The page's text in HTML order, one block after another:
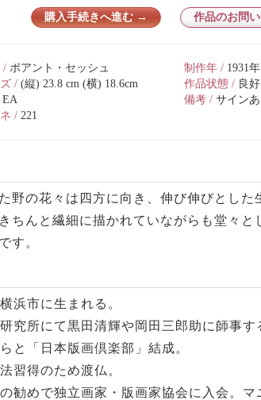
購入手続きへ進む → 作品のお問
/ ポアント・セッシュ
/ (縦) 23.8 cm (横) 18.6cm
EA
/ 221
制作年 / 1931年
作品状態 / 良好
備考 / サインあ
野の花々は四方に向き、伸び伸びとした
ちんと繊細に描かれていながらも堂々
す。
浜市に生まれる。
究所にて黒田清輝や岡田三郎助に師事す
と「日本版画倶楽部」結成。
習得のため渡仏。
勧めで独立画家・版画家協会に入会。マ